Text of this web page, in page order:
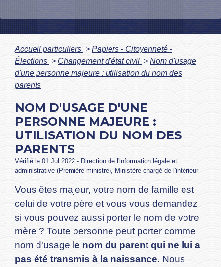
Accueil particuliers > Papiers - Citoyenneté -
Élections > Changement d'état civil > Nom d'usage
d'une personne majeure : utilisation du nom des
parents
NOM D'USAGE D'UNE
PERSONNE MAJEURE :
UTILISATION DU NOM DES
PARENTS
Vérifié le 01 Jul 2022 - Direction de l'information légale et
administrative (Première ministre), Ministère chargé de l'intérieur
Vous êtes majeur, votre nom de famille est
celui de votre père et vous vous demandez
si vous pouvez aussi porter le nom de votre
mère ? Toute personne peut porter comme
nom d'usage l e nom du parent qui ne lui a
pas été transmis à la naissance. Nous